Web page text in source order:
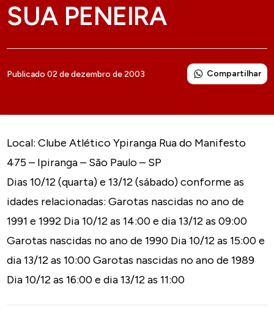
SUA PENEIRA
Publicado 02 de dezembro de 2003 Compartilhar
Local: Clube Atlético Ypiranga Rua do Manifesto
475 – Ipiranga – São Paulo – SP
Dias 10/12 (quarta) e 13/12 (sábado) conforme as
idades relacionadas: Garotas nascidas no ano de
1991 e 1992 Dia 10/12 as 14:00 e dia 13/12 as 09:00
Garotas nascidas no ano de 1990 Dia 10/12 as 15:00 e
dia 13/12 as 10:00 Garotas nascidas no ano de 1989
Dia 10/12 as 16:00 e dia 13/12 as 11:00